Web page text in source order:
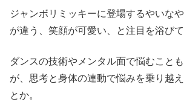
ジャンボリミッキーに登場するやいな
が違う、笑顔が可愛い、と注目を浴びて
ダンスの技術やメンタル面で悩むこと
が、思考と身体の連動で悩みを乗り越
とか。